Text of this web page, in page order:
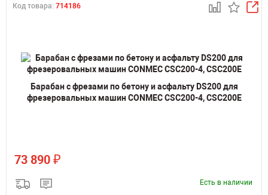
Код товара: 714186
Барабан с фрезами по бетону и асфальту DS200 для
фрезеровальных машин CONMEC CSC200-4, CSC200E
73 890 ₽
Есть в наличии